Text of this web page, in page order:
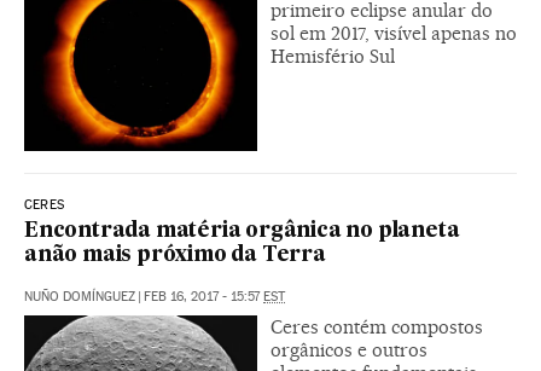
primeiro eclipse anular do
sol em 2017, visível apenas no
Hemisfério Sul
CERES
Encontrada matéria orgânica no planeta
anão mais próximo da Terra
NUÑO DOMÍNGUEZ | FEB 16, 2017 - 15:57EST
Ceres contém compostos
orgânicos e outros